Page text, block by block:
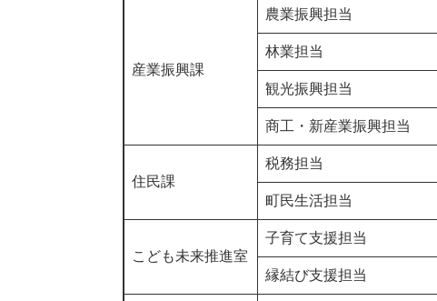
産業振興課
農業振興担当
林業担当
観光振興担当
商工・新産業振興担当
住民課
税務担当
町民生活担当
こども未来推進室
子育て支援担当
縁結び支援担当